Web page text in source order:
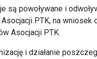
są powoływane i
PTK, na wniosek
Asocjacji PTK.
i działanie